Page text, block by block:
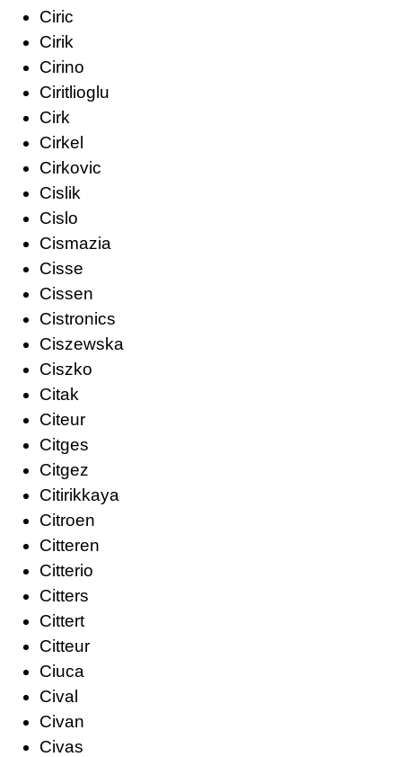
Ciric
Cirik
Cirino
Ciritlioglu
Cirk
Cirkel
Cirkovic
Cislik
Cislo
Cismazia
Cisse
Cissen
Cistronics
Ciszewska
Ciszko
Citak
Citeur
Citges
Citgez
Citirikkaya
Citroen
Citteren
Citterio
Citters
Cittert
Citteur
Ciuca
Cival
Civan
Civas